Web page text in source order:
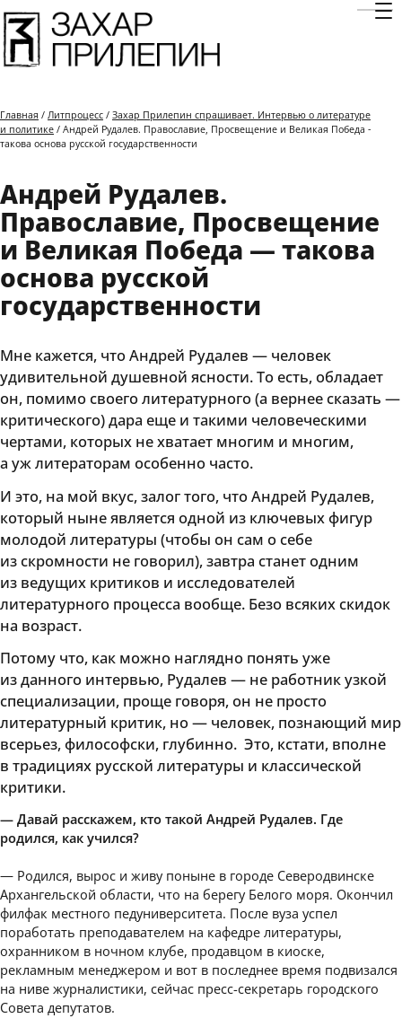
Главная / Литпроцесс / Захар Прилепин спрашивает. Интервью о литературе
и политике / Андрей Рудалев. Православие, Просвещение и Великая Победа -
такова основа русской государственности
Андрей Рудалев.
Православие, Просвещение
и Великая Победа — такова
основа русской
государственности
Мне кажется, что Андрей Рудалев — человек
удивительной душевной ясности. То есть, обладает
он, помимо своего литературного (а вернее сказать —
критического) дара еще и такими человеческими
чертами, которых не хватает многим и многим,
а уж литераторам особенно часто.
И это, на мой вкус, залог того, что Андрей Рудалев,
который ныне является одной из ключевых фигур
молодой литературы (чтобы он сам о себе
из скромности не говорил), завтра станет одним
из ведущих критиков и исследователей
литературного процесса вообще. Безо всяких скидок
на возраст.
Потому что, как можно наглядно понять уже
из данного интервью, Рудалев — не работник узкой
специализации, проще говоря, он не просто
литературный критик, но — человек, познающий мир
всерьез, философски, глубинно. Это, кстати, вполне
в традициях русской литературы и классической
критики.
— Давай расскажем, кто такой Андрей Рудалев. Где
родился, как учился?
— Родился, вырос и живу поныне в городе Северодвинске
Архангельской области, что на берегу Белого моря. Окончил
филфак местного педуниверситета. После вуза успел
поработать преподавателем на кафедре литературы,
охранником в ночном клубе, продавцом в киоске,
рекламным менеджером и вот в последнее время подвизался
на ниве журналистики, сейчас пресс-секретарь городского
Совета депутатов.